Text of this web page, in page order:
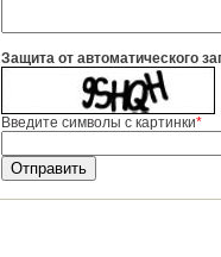
Защита от автоматического
Введите символы с картинки*